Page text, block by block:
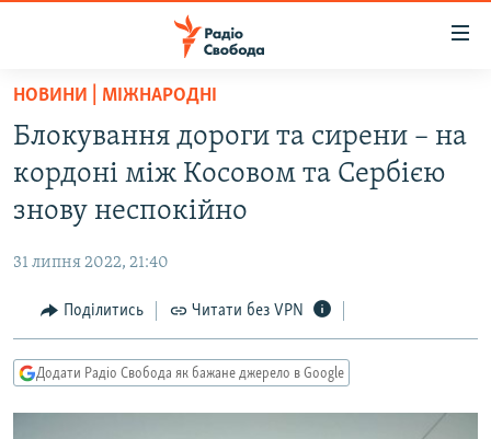
Перейти
основного
матеріалу
Перейти
до
основної
Перейти
до
пошуку
ВСЕ ЗА ДОБУ
СТАТТІ
СУСПІЛЬСТВО
РОСІЙСЬКА «ФІЛЬТРАЦІЯ»
ДОНБАС.РЕАЛІЇ
ТИ ЯК?
НОВИНИ | МІЖНАРОДНІ
Блокування дороги та сирени – на
кордоні між Косовом та Сербією
знову неспокійно
31 липня 2022, 21:40
Поділитись Читати без VPN
Додати Радіо Свобода як бажане джерело в Google